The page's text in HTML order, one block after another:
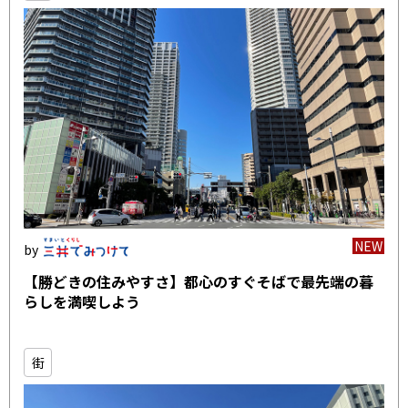
NEW
【勝どきの住みやすさ】都心のすぐそばで最先端の暮
らしを満喫しよう
街